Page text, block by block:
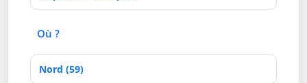
Où ?
Département